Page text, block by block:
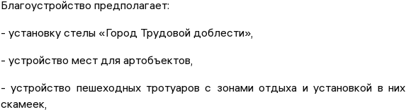
Благоустройство предполагает:
- установку стелы «Город Трудовой доблести»,
- устройство мест для артобъектов,
- устройство пешеходных тротуаров с зонами отдыха и установкой в них
скамеек,